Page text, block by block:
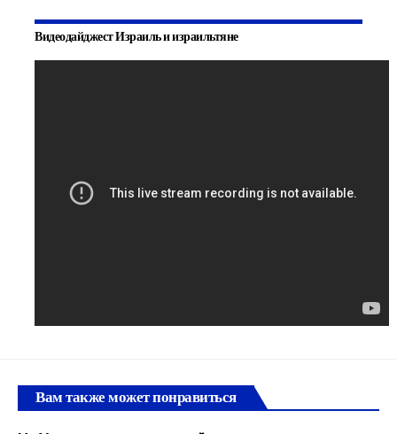
Видеодайджест Израиль и израильтяне
Вам также может понравиться